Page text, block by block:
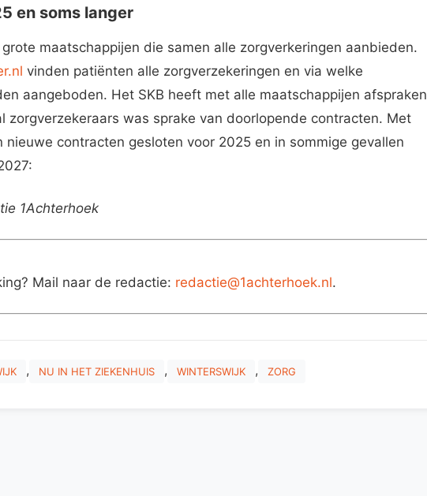
en soms langer
maatschappijen die samen alle zorgverkeringen aanbieden.
vinden patiënten alle zorgverzekeringen en via welke
aangeboden. Het SKB heeft met alle maatschappijen afspraken
zorgverzekeraars was sprake van doorlopende contracten. Met
nieuwe contracten gesloten voor 2025 en in sommige gevallen
1Achterhoek
Mail naar de redactie: redactie@1achterhoek.nl.
, NU IN HET ZIEKENHUIS , WINTERSWIJK , ZORG